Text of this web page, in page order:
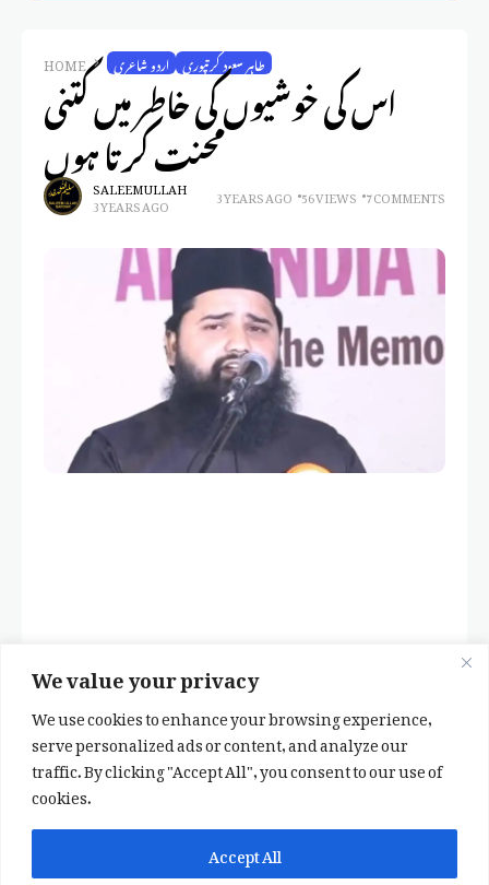
We value your privacy
We use cookies to enhance your browsing experience,
serve personalized ads or content, and analyze our
traffic. By clicking "Accept All", you consent to our use of
cookies.
Accept All
✕ ✨ اپنی پسند کا فرمايشی کلام لکھوائیں
یا ہماری خوبصورت شاعری ایپ انسٹال کریں
HOME اردو شاعری طاہر سعود کرتپوری
اس کی خوشیوں کی خاطر میں کتنی
محنت کرتا ہوں
SALEEM ULLAH
3 YEARS AGO 3 YEARS AGO 56 VIEWS 7 COMMENTS